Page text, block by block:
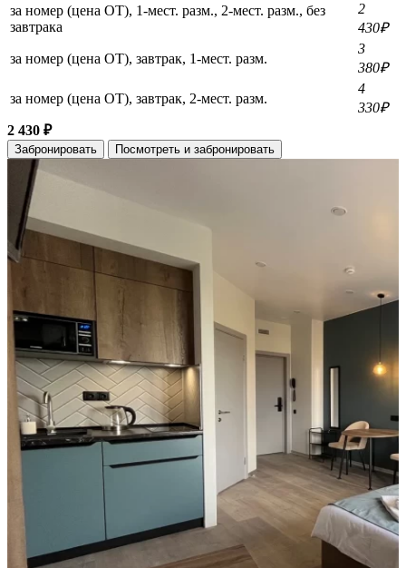
за номер (цена ОТ), 1-мест. разм., 2-мест. разм., без
завтрака
2
430₽
за номер (цена ОТ), завтрак, 1-мест. разм.
3
380₽
за номер (цена ОТ), завтрак, 2-мест. разм.
4
330₽
2 430 ₽
Забронировать Посмотреть и забронировать